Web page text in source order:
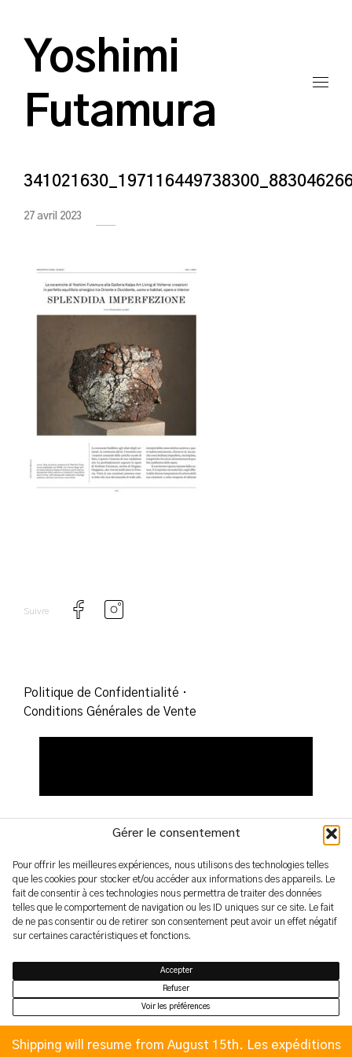
Gérer le consentement
Pour offrir les meilleures expériences, nous utilisons des technologies telles
que les cookies pour stocker et/ou accéder aux informations des appareils. Le
fait de consentir à ces technologies nous permettra de traiter des données
telles que le comportement de navigation ou les ID uniques sur ce site. Le fait
de ne pas consentir ou de retirer son consentement peut avoir un effet négatif
sur certaines caractéristiques et fonctions.
Accepter
Refuser
Voir les préférences
Yoshimi
Futamura
27 avril 2023
Suivre
Politique de Confidentialité ·
Conditions Générales de Vente
2026 – yoshimifutamura.com
© by evren.fyi
Shipping will resume from August 15th. Les expéditions